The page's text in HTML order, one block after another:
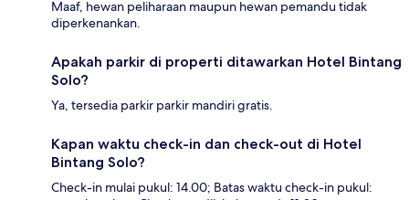
Maaf, hewan peliharaan maupun hewan pemandu tidak
diperkenankan.
Apakah parkir di properti ditawarkan Hotel Bintang
Solo?
Ya, tersedia parkir parkir mandiri gratis.
Kapan waktu check-in dan check-out di Hotel
Bintang Solo?
Check-in mulai pukul: 14.00; Batas waktu check-in pukul: